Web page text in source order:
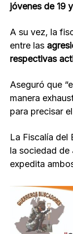
jóvenes de 19
A su vez, la
entre las
respectivas
Aseguró que
manera
para precisar
La Fiscalía del
la sociedad de
expedita